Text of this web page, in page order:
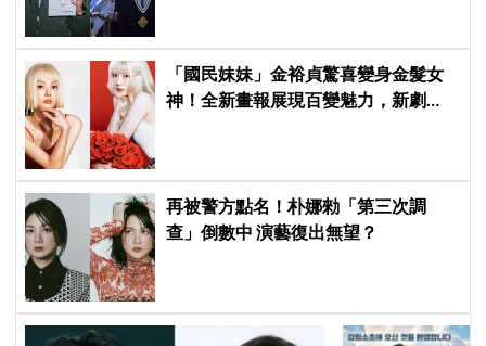
「國民妹妹」金裕貞驚喜變身金髮女
神！全新畫報展現百變魅力，新劇
再被警方點名！朴娜勑「第三次調
查」倒數中 演藝復出無望？